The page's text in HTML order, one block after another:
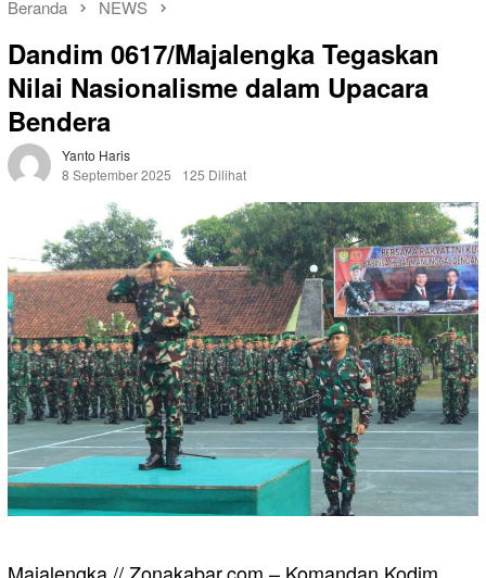
Beranda NEWS
Dandim 0617/Majalengka Tegaskan
Nilai Nasionalisme dalam Upacara
Bendera
Yanto Haris
8 September 2025
125 Dilihat